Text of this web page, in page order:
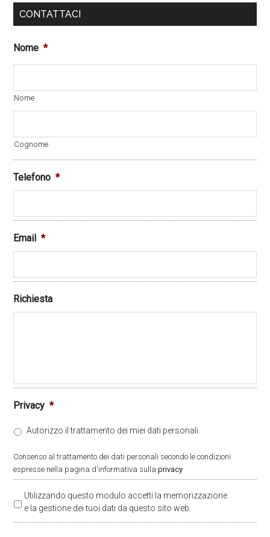
CONTATTACI
Nome *
Nome
Cognome
Telefono *
Email *
Richiesta
Privacy *
Autorizzo il trattamento dei miei dati personali.
Consenso al trattamento dei dati personali secondo le condizioni
espresse nella pagina d'informativa sullaprivacy
r
i
Utilizzando questo modulo accetti la memorizzazione
e la gestione dei tuoi dati da questo sito web.